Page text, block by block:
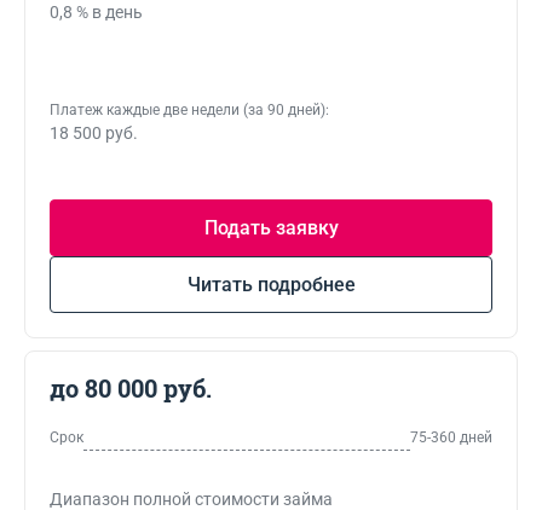
0,8 % в день
Платеж каждые две недели (за 90 дней):
18 500 руб.
Подать заявку
Читать подробнее
до 80 000 руб.
Срок 75-360 дней
Диапазон полной стоимости займа